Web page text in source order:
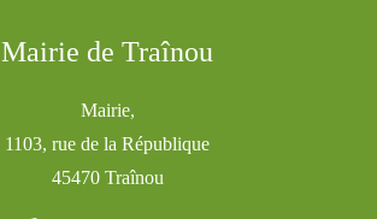
Mairie de Traînou
Mairie,
1103, rue de la République
45470 Traînou